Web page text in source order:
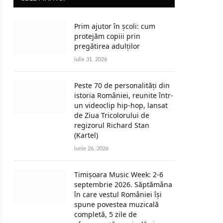
Prim ajutor în școli: cum
protejăm copiii prin
pregătirea adulților
iulie 31, 2026
Peste 70 de personalități din
istoria României, reunite într-
un videoclip hip-hop, lansat
de Ziua Tricolorului de
regizorul Richard Stan
(Kartel)
iunie 26, 2026
Timișoara Music Week: 2-6
septembrie 2026. Săptămâna
în care vestul României își
spune povestea muzicală
completă, 5 zile de